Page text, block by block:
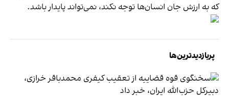
که به ارزش جان انسان‌ها توجه نکند، نمی‌تواند پایدار باشد.
پربازدیدترین‌ها